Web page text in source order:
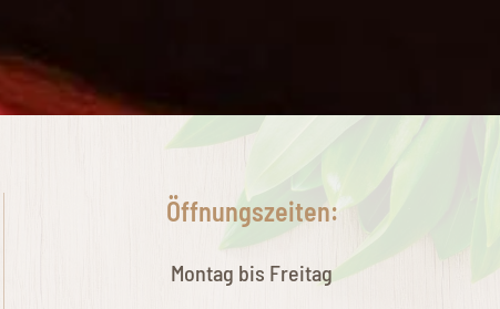
Öffnungszeiten:
Montag bis Freitag